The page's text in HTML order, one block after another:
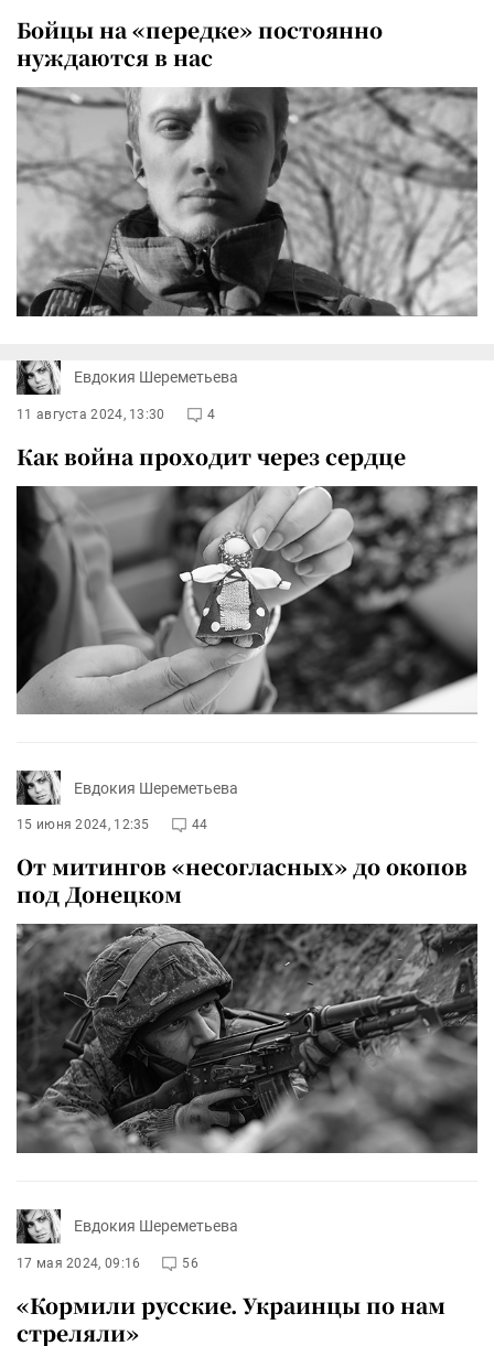
Бойцы на «передке» постоянно
нуждаются в нас
Евдокия Шереметьева
11 августа 2024, 13:30 4
Как война проходит через сердце
Евдокия Шереметьева
15 июня 2024, 12:35 44
От митингов «несогласных» до окопов
под Донецком
Евдокия Шереметьева
17 мая 2024, 09:16 56
«Кормили русские. Украинцы по нам
стреляли»